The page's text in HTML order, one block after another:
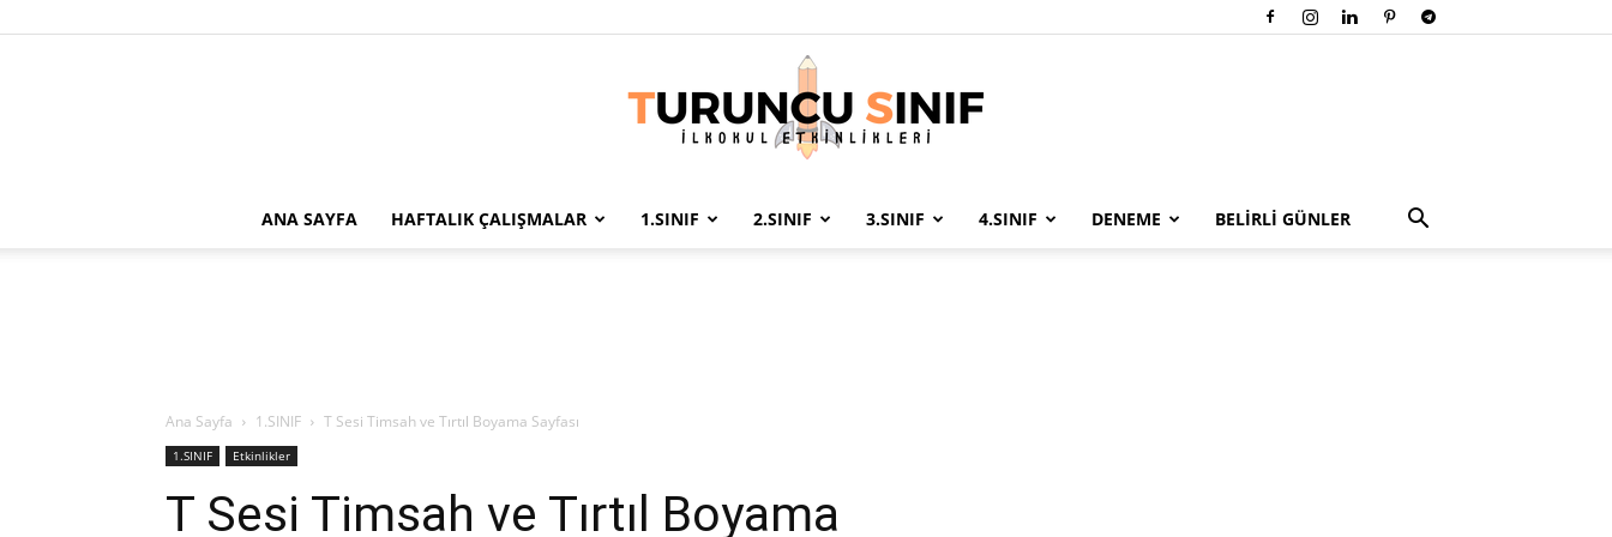
ANA SAYFA HAFTALIK ÇALIŞMALAR 1.SINIF 2.SINIF 3.SINIF 4.SINIF DENEME BELİRLİ GÜNLER
Ana Sayfa 1.SINIF T Sesi Timsah ve Tırtıl Boyama Sayfası
1.SINIF Etkinlikler
T Sesi Timsah ve Tırtıl Boyama